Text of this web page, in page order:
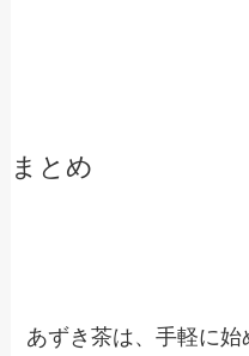
まとめ
あずき茶は、手軽に